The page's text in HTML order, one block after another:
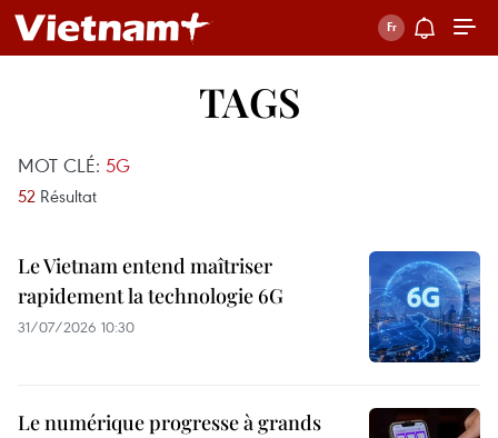
TAGS
MOT CLÉ: 5G
52 Résultat
Le Vietnam entend maîtriser
rapidement la technologie 6G
31/07/2026 10:30
Le numérique progresse à grands